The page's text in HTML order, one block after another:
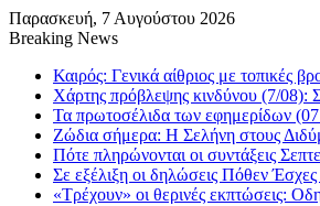
Παρασκευή, 7 Αυγούστου 2026
Breaking News
Καιρός: Γενικά αίθριος με τοπικές
Χάρτης πρόβλεψης κινδύνου (7/08):
Τα πρωτοσέλιδα των εφημερίδων
Ζώδια σήμερα: Η Σελήνη στους
Πότε πληρώνονται οι συντάξεις
Σε εξέλιξη οι δηλώσεις Πόθεν Έσχες
«Τρέχουν» οι θερινές εκπτώσεις: